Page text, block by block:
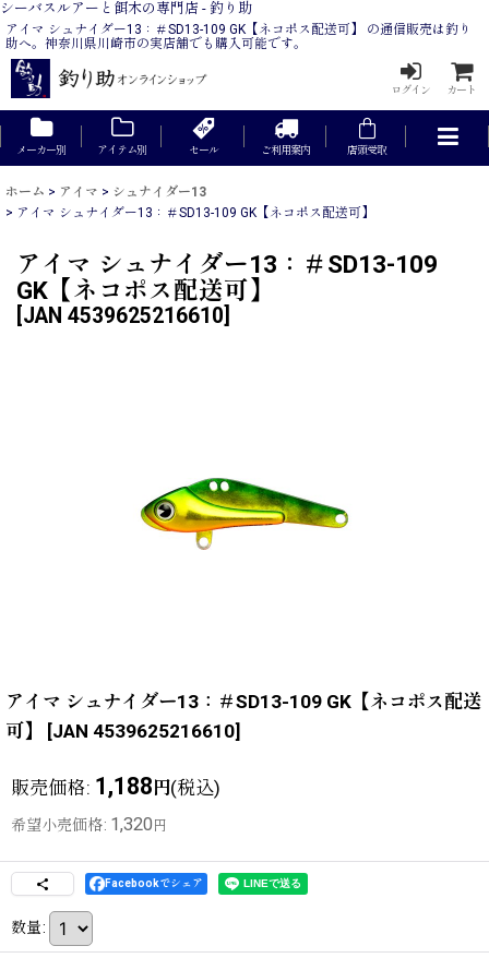
シーバスルアーと餌木の専門店 - 釣り助
アイマ シュナイダー13：＃SD13-109 GK【ネコポス配送可】 の通信販売は釣り
助へ。神奈川県川崎市の実店舗でも購入可能です。
ログイン カート
メーカー別 アイテム別 セール ご利用案内 店頭受取
ホーム > アイマ > シュナイダー13
> アイマ シュナイダー13：＃SD13-109 GK【ネコポス配送可】
アイマ シュナイダー13：＃SD13-109
GK【ネコポス配送可】
JAN 4539625216610
アイマ シュナイダー13：＃SD13-109 GK【ネコポス配送
可】
[JAN 4539625216610]
販売価格: 1,188円(税込)
希望小売価格: 1,320 円
Facebookでシェア
数量: